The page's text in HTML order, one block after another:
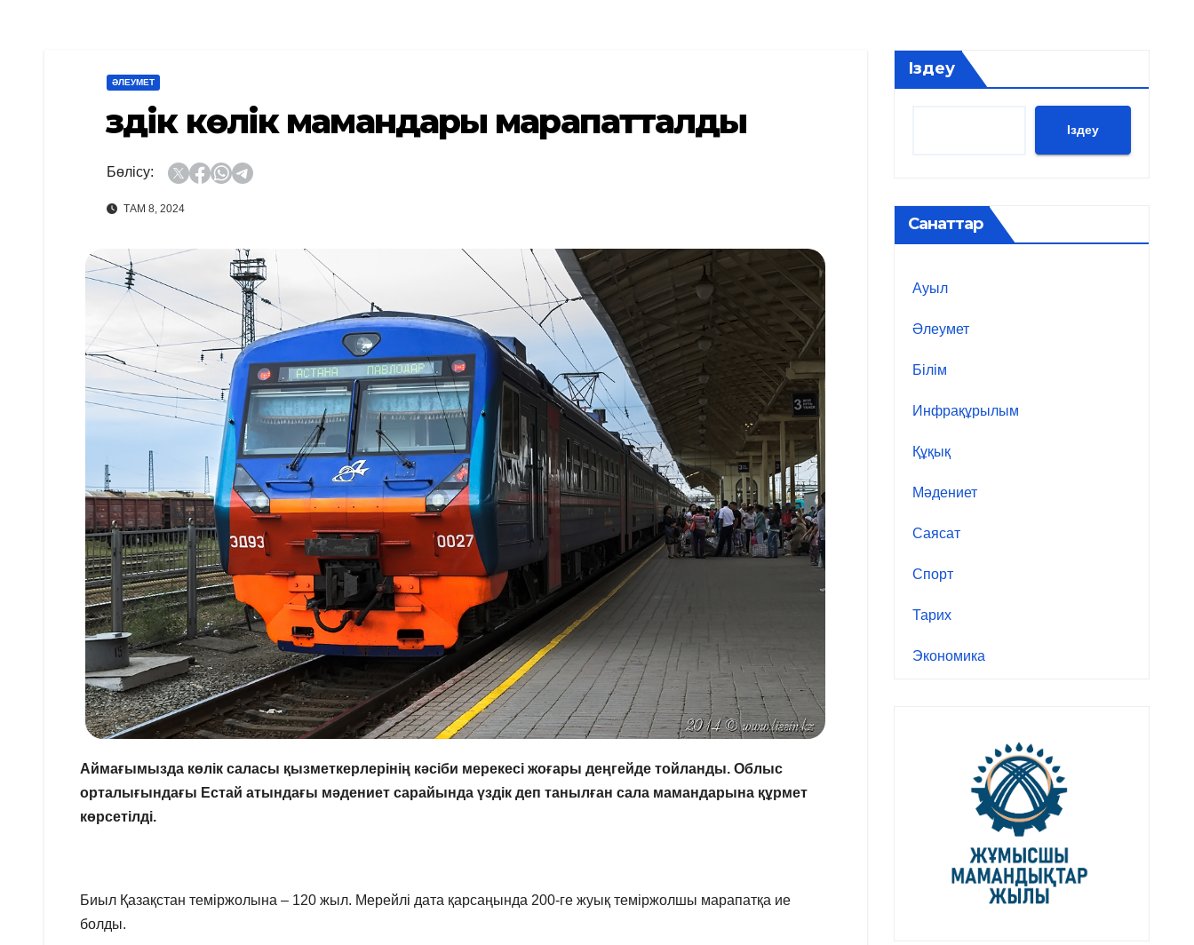
ӘЛЕУМЕТ
Үздік көлік мамандары марапатталды
Бөлісу:
ТАМ 8, 2024
Аймағымызда көлік саласы қызметкерлерінің кәсіби мерекесі жоғары деңгейде тойланды. Облыс
орталығындағы Естай атындағы мәдениет сарайында үздік деп танылған сала мамандарына құрмет
көрсетілді.
Биыл Қазақстан теміржолына – 120 жыл. Мерейлі дата қарсаңында 200-ге жуық теміржолшы марапатқа ие
болды.
Іздеу
Іздеу
Санаттар
Ауыл
Әлеумет
Білім
Инфрақұрылым
Құқық
Мәдениет
Саясат
Спорт
Тарих
Экономика